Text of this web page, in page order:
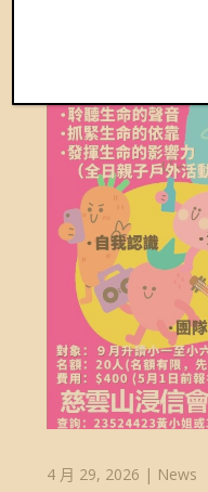
4 月 29, 2026 | News